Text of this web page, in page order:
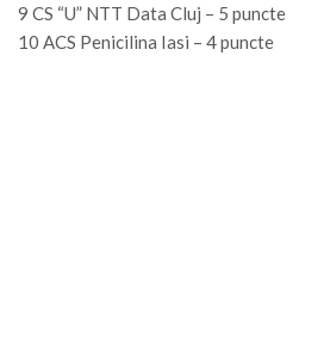
9 CS “U” NTT Data Cluj – 5 puncte
10 ACS Penicilina Iasi – 4 puncte